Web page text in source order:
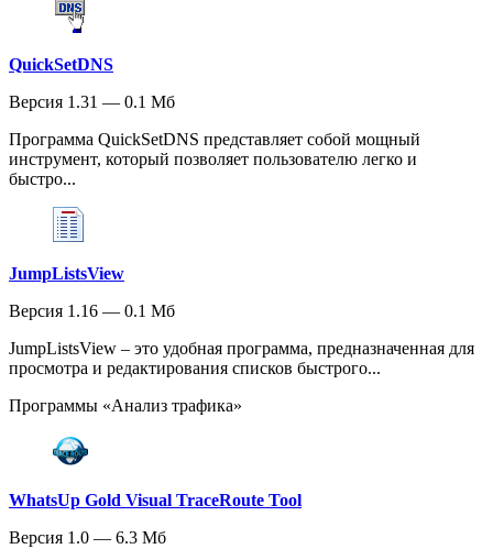
QuickSetDNS
Версия 1.31 — 0.1 Мб
Программа QuickSetDNS представляет собой мощный
инструмент, который позволяет пользователю легко и
быстро...
JumpListsView
Версия 1.16 — 0.1 Мб
JumpListsView – это удобная программа, предназначенная для
просмотра и редактирования списков быстрого...
Программы «Анализ трафика»
WhatsUp Gold Visual TraceRoute Tool
Версия 1.0 — 6.3 Мб